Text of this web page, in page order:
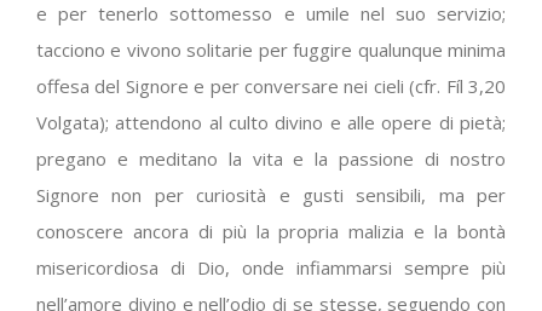
e per tenerlo sottomesso e umile nel suo servizio;
tacciono e vivono solitarie per fuggire qualunque minima
offesa del Signore e per conversare nei cieli (cfr. Fíl 3,20
Volgata); attendono al culto divino e alle opere di pietà;
pregano e meditano la vita e la passione di nostro
Signore non per curiosità e gusti sensibili, ma per
conoscere ancora di più la propria malizia e la bontà
misericordiosa di Dio, onde infiammarsi sempre più
nell’amore divino e nell’odio di se stesse, seguendo con